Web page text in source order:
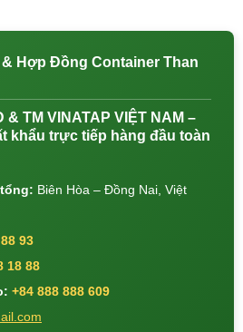
& Hợp Đồng Container Than
& TM VINATAP VIỆT NAM –
khẩu trực tiếp hàng đầu toàn
Biên Hòa – Đồng Nai, Việt
93
18 88
+84 888 888 609